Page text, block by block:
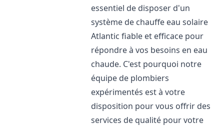
essentiel de disposer d'un
système de chauffe eau solaire
Atlantic fiable et efficace pour
répondre à vos besoins en eau
chaude. C'est pourquoi notre
équipe de plombiers
expérimentés est à votre
disposition pour vous offrir des
services de qualité pour votre